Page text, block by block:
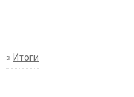
» Итоги